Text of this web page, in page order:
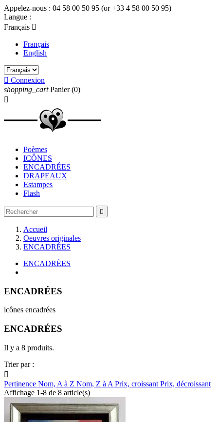
Appelez-nous : 04 58 00 50 95 (or +33 4 58 00 50 95)
Langue :
Français 
Français
English
 Connexion
shopping_cart Panier (0)

Poèmes
ICÔNES
ENCADRÉES
DRAPEAUX
Estampes
Flash

Accueil
Oeuvres originales
ENCADRÉES
ENCADRÉES
ENCADRÉES
icônes encadrées
ENCADRÉES
Il y a 8 produits.
Trier par :

Pertinence Nom, A à Z Nom, Z à A Prix, croissant Prix, décroissant
Affichage 1-8 de 8 article(s)